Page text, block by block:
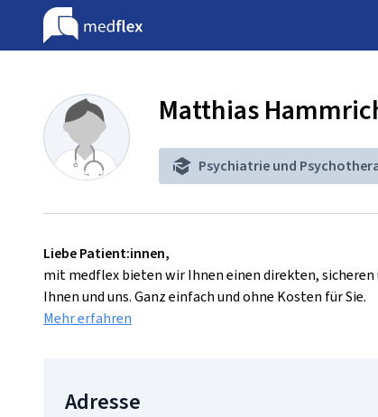
Matthias
Psychiatrie und
Liebe Patient:innen,
mit medflex bieten wir Ihnen einen direkten,
Ihnen und uns. Ganz einfach und ohne Kosten für Sie.
Mehr erfahren
Adresse